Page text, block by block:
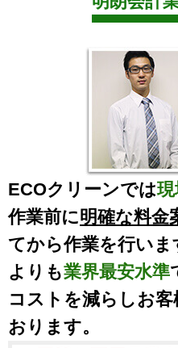
ECOクリーンでは現
作業前に明確な料金
てから作業を行いま
よりも業界最安水準
コストを減らしお
おります。